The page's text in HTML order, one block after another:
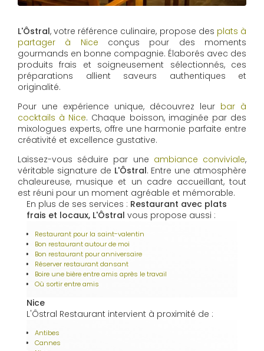
L'Ôstral, votre référence culinaire, propose des plats à
partager à Nice conçus pour des moments
gourmands en bonne compagnie. Élaborés avec des
produits frais et soigneusement sélectionnés, ces
préparations allient saveurs authentiques et
originalité.
Pour une expérience unique, découvrez leur bar à
cocktails à Nice. Chaque boisson, imaginée par des
mixologues experts, offre une harmonie parfaite entre
créativité et excellence gustative.
Laissez-vous séduire par une ambiance conviviale,
véritable signature de L'Ôstral. Entre une atmosphère
chaleureuse, musique et un cadre accueillant, tout
est réuni pour un moment agréable et mémorable.
En plus de ses services : Restaurant avec plats
frais et locaux, L'Ôstral vous propose aussi :
Restaurant pour la saint-valentin
Bon restaurant autour de moi
Bon restaurant pour anniversaire
Réserver restaurant dansant
Boire une bière entre amis après le travail
Où sortir entre amis
Nice
L'Ôstral Restaurant intervient à proximité de :
Antibes
Cannes